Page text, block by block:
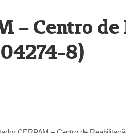
– Centro
8)